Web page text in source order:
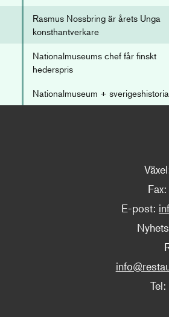
Rasmus Nossbring är årets Unga
konsthantverkare
Nationalmuseums chef får finskt
hederspris
Nationalmuseum +
Fax:
E-post:
Tel: